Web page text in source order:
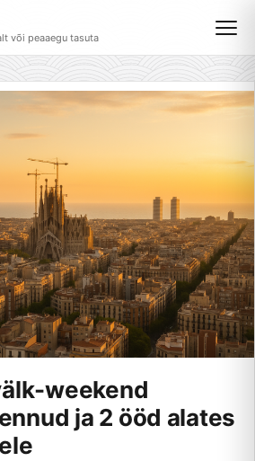
või peaaegu tasuta
weekend
ja 2 ööd alates